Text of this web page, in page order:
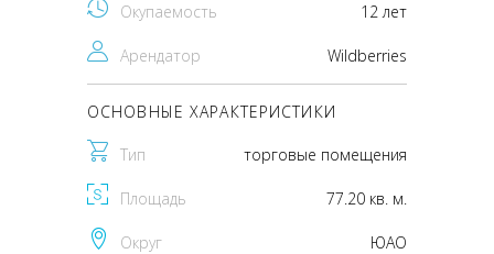
Окупаемость 12 лет
Арендатор Wildberries
ОСНОВНЫЕ ХАРАКТЕРИСТИКИ
Тип торговые помещения
Площадь 77.20 кв. м.
Округ ЮАО